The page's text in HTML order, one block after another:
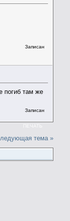
Записан
погиб там же
Записан
ПЕЧАТЬ
тема »